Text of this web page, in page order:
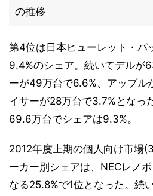
の推移
第4位は日本ヒューレット・パ
9.4%のシェア。続いてデルが
ーが49万台で6.6%、アップル
イサーが28万台で3.7%となっ
69.6万台でシェアは9.3%。
2012年度上期の個人向け市場
ーカー別シェアは、NECレノ
なる25.8%で1位となった。続